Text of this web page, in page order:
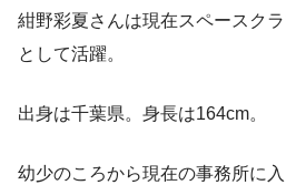
紺野彩夏さんは現在スペースク
として活躍。
出身は千葉県。身長は164cm。
幼少のころから現在の事務所に